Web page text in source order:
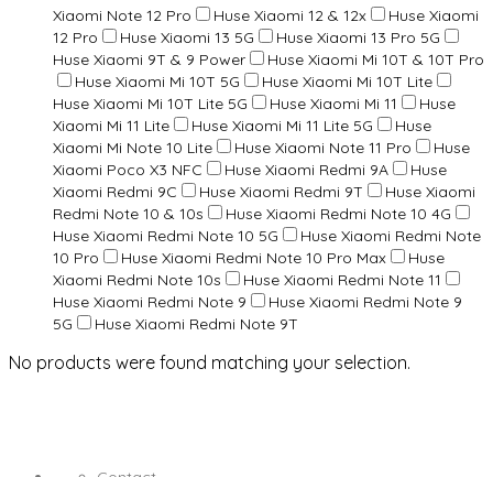
Xiaomi Note 12 Pro
Huse Xiaomi 12 & 12x
Huse Xiaomi
12 Pro
Huse Xiaomi 13 5G
Huse Xiaomi 13 Pro 5G
Huse Xiaomi 9T & 9 Power
Huse Xiaomi Mi 10T & 10T Pro
Huse Xiaomi Mi 10T 5G
Huse Xiaomi Mi 10T Lite
Huse Xiaomi Mi 10T Lite 5G
Huse Xiaomi Mi 11
Huse
Xiaomi Mi 11 Lite
Huse Xiaomi Mi 11 Lite 5G
Huse
Xiaomi Mi Note 10 Lite
Huse Xiaomi Note 11 Pro
Huse
Xiaomi Poco X3 NFC
Huse Xiaomi Redmi 9A
Huse
Xiaomi Redmi 9C
Huse Xiaomi Redmi 9T
Huse Xiaomi
Redmi Note 10 & 10s
Huse Xiaomi Redmi Note 10 4G
Huse Xiaomi Redmi Note 10 5G
Huse Xiaomi Redmi Note
10 Pro
Huse Xiaomi Redmi Note 10 Pro Max
Huse
Xiaomi Redmi Note 10s
Huse Xiaomi Redmi Note 11
Huse Xiaomi Redmi Note 9
Huse Xiaomi Redmi Note 9
5G
Huse Xiaomi Redmi Note 9T
No products were found matching your selection.